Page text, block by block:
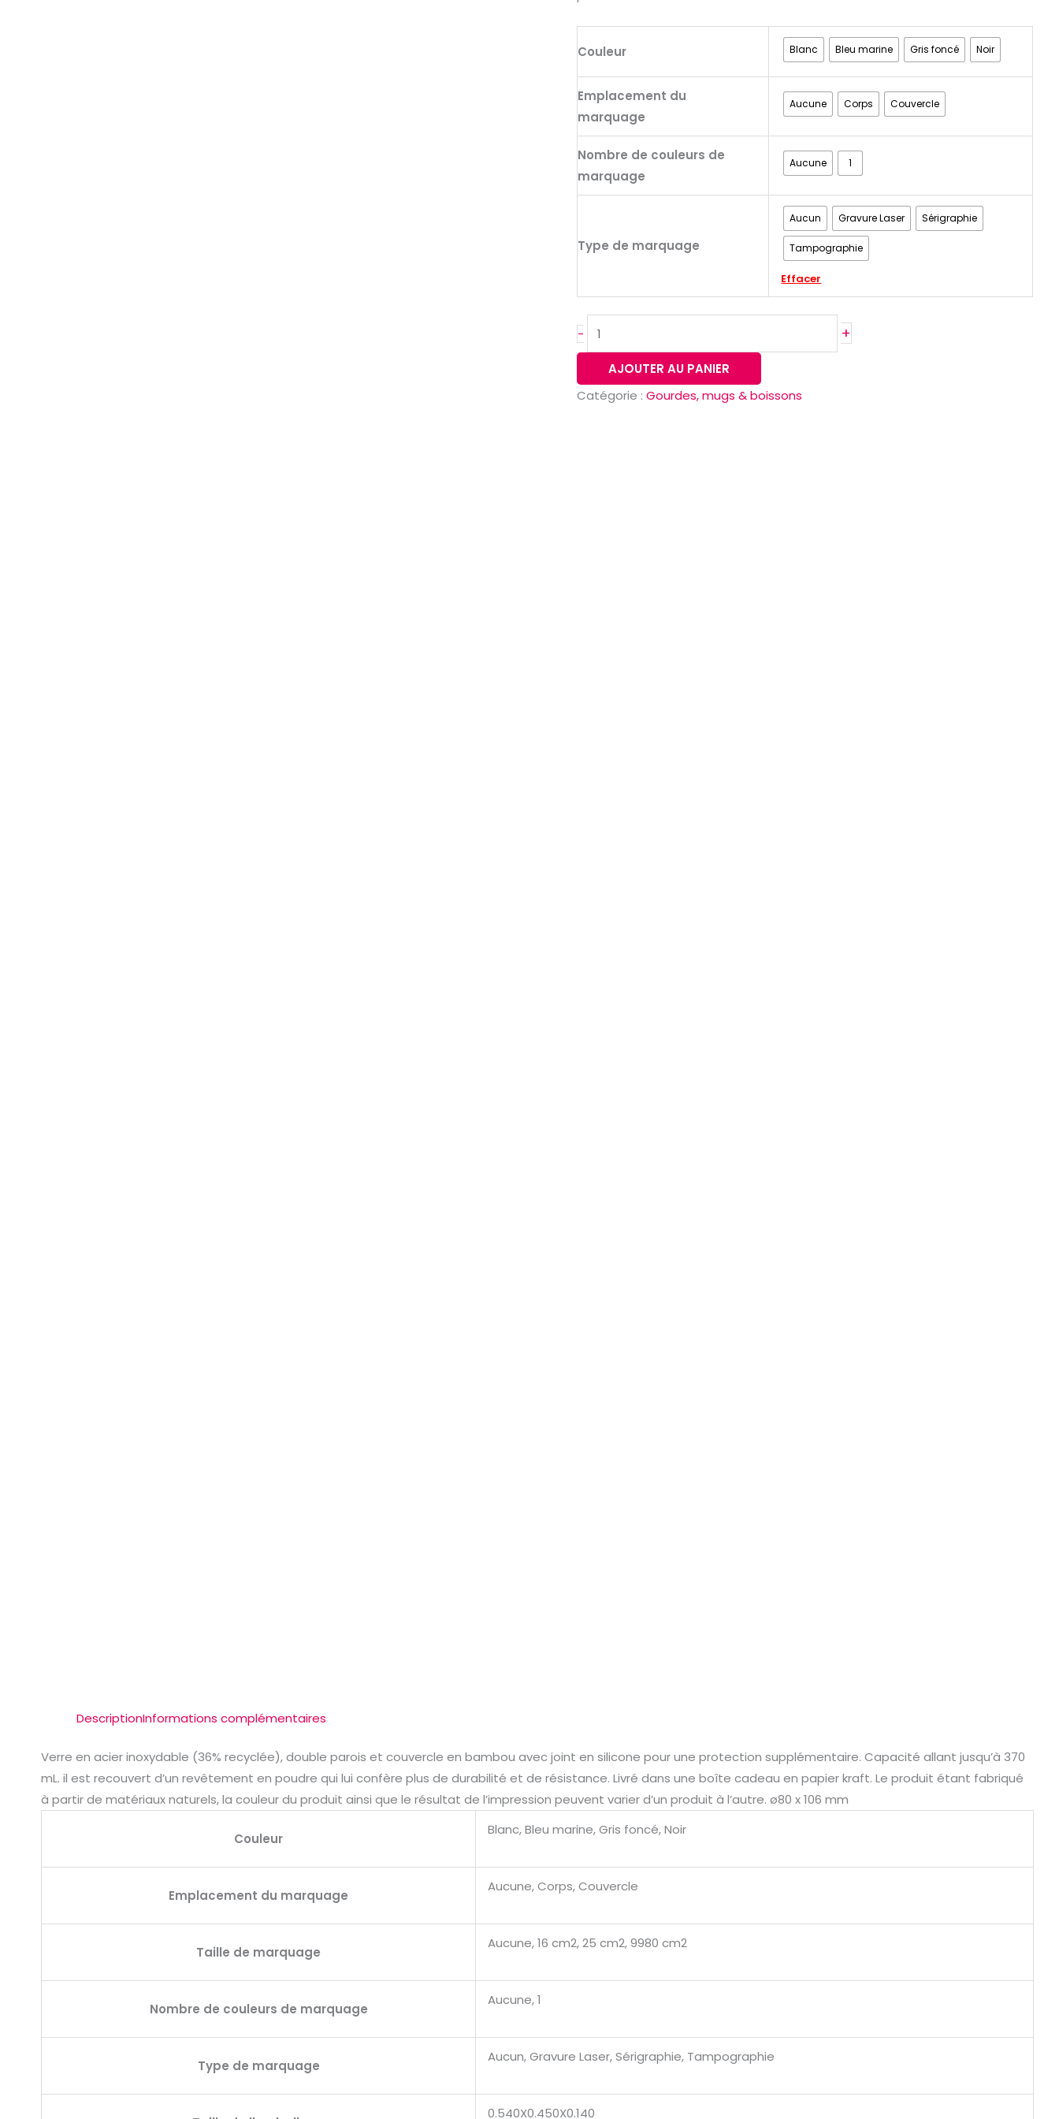
Couleur Blanc Bleu marine Gris foncé Noir
Emplacement du
marquage
Aucune Corps Couvercle
Nombre de couleurs de
marquage
Aucune 1
Type de marquage
Aucun Gravure Laser Sérigraphie
Tampographie
Effacer
-
double
parois
370
ml
+
AJOUTER AU PANIER
Catégorie :Gourdes, mugs & boissons
DescriptionInformations complémentaires
Verre en acier inoxydable (36% recyclée), double parois et couvercle en bambou avec joint en silicone pour une protection supplémentaire. Capacité allant jusqu’à 370
mL. il est recouvert d’un revêtement en poudre qui lui confère plus de durabilité et de résistance. Livré dans une boîte cadeau en papier kraft. Le produit étant fabriqué
à partir de matériaux naturels, la couleur du produit ainsi que le résultat de l’impression peuvent varier d’un produit à l’autre. ø80 x 106 mm
Couleur
Blanc, Bleu marine, Gris foncé, Noir
Emplacement du marquage
Aucune, Corps, Couvercle
Taille de marquage
Aucune, 16 cm2, 25 cm2, 9980 cm2
Nombre de couleurs de marquage
Aucune, 1
Type de marquage
Aucun, Gravure Laser, Sérigraphie, Tampographie
0.540X0.450X0.140